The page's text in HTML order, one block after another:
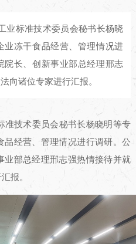
业标准技术委员会秘书长杨晓
业冻干食品经营、管理情况进
院长、创新事业部总经理邢志
向诸位专家进行汇报。
准技术委员会秘书长杨晓明等专
经营、管理情况进行调研。公
业部总经理邢志强热情接待并就
报。